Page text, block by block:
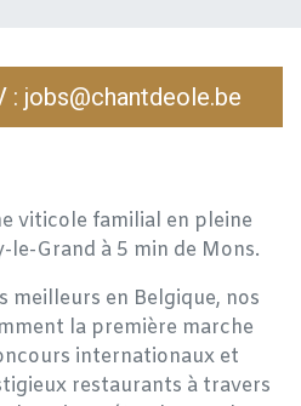
: jobs@chantdeole.be
viticole familial en pleine
le-Grand à 5 min de Mons.
meilleurs en Belgique, nos
la première marche
internationaux et
restaurants à travers